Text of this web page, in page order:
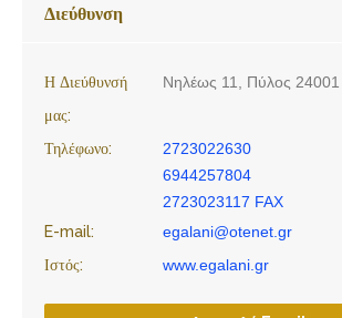
Διεύθυνση
Η Διεύθυνσή
μας:
Νηλέως 11, Πύλος 24001
Τηλέφωνο:
2723022630
6944257804
2723023117 FAX
E-mail:
egalani@otenet.gr
Ιστός:
www.egalani.gr